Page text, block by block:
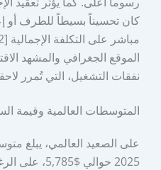
كان تحسيناً بسيطاً للطرف أو
الموقع الجغرافي والمشهد
نفقات التشغيل، التي تُمرر
المتوسطات العالمية وقيمة
على الصعيد العالمي، يبلغ
2025 حوالي